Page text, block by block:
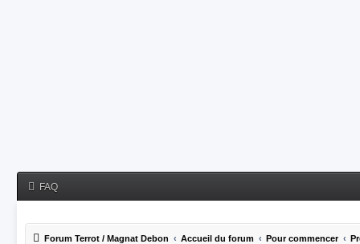
FAQ
Forum Terrot / Magnat Debon Accueil du forum Pour commencer